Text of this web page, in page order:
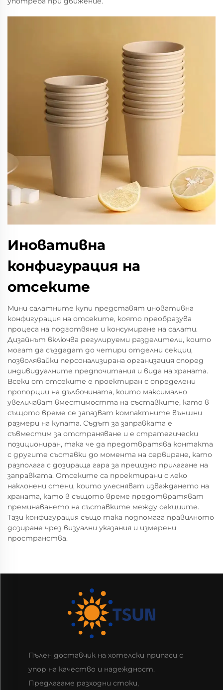
Иновативна
конфигурация на
отсеките
Мини салатните купи представят иновативна
конфигурация на отсеките, която преобразува
процеса на подготвяне и консумиране на салати.
Дизайнът включва регулируеми разделители, които
могат да създадат до четири отделни секции,
позволявайки персонализирана организация според
индивидуалните предпочитания и вида на храната.
Всеки от отсеките е проектиран с определени
пропорции на дълбочината, които максимално
увеличават вместимостта на съставките, като в
същото време се запазват компактните външни
размери на купата. Съдът за заправката е
съвместим за отстраняване и е стратегически
позициониран, така че да предотвратява контакта
с другите съставки до момента на сервиране, като
разполага с дозираща гара за прецизно прилагане на
заправката. Отсеките са проектирани с леко
наклонени стени, които улесняват изваждането на
храната, като в същото време предотвратяват
преминаването на съставките между секциите.
Тази конфигурация също така подпомага правилното
дозиране чрез визуални указания и измерени
пространства.
Пълен доставчик на хотелски припаси с
упор на качество и надеждност.
Предлагаме разходни стоки,